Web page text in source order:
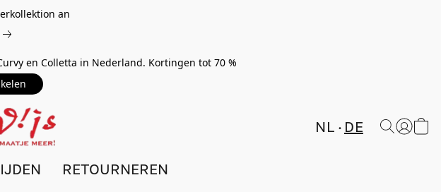
an
en Colletta in Nederland. Kortingen tot 70 %
NL DE
RETOURNEREN